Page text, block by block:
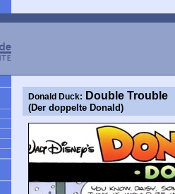
Donald Duck: Double Trouble
(Der doppelte Donald)